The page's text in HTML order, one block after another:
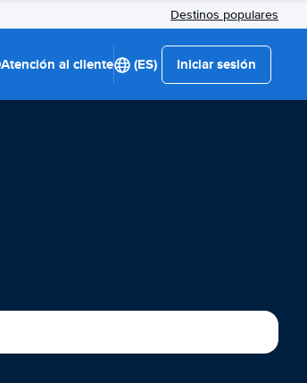
Destinos populares
Atención al cliente (ES) Iniciar sesión